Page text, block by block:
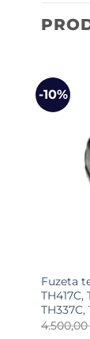
-10%
Fuzeta
TH417C,
4.500,00